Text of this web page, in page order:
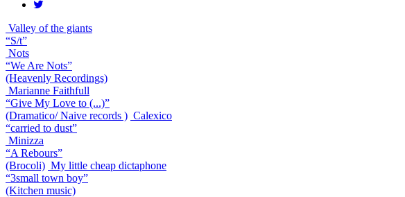
Valley of the giants
“S/t”
Nots
“We Are Nots”
(Heavenly Recordings)
Marianne Faithfull
“Give My Love to (...)”
(Dramatico/ Naive records ) Calexico
“carried to dust”
Minizza
“A Rebours”
(Brocoli) My little cheap dictaphone
“3small town boy”
(Kitchen music)